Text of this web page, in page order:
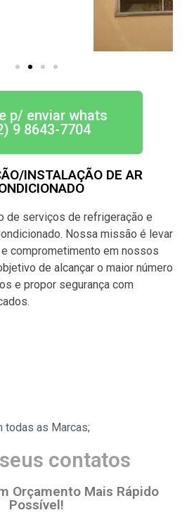
p/ enviar whats
9 8643-7704
INSTALAÇÃO DE AR
de serviços de refrigeração e
Nossa missão é levar
comprometimento em nossos
de alcançar o maior número
e propor segurança com
todas as Marcas;
contatos
Orçamento Mais Rápido
Possível​!